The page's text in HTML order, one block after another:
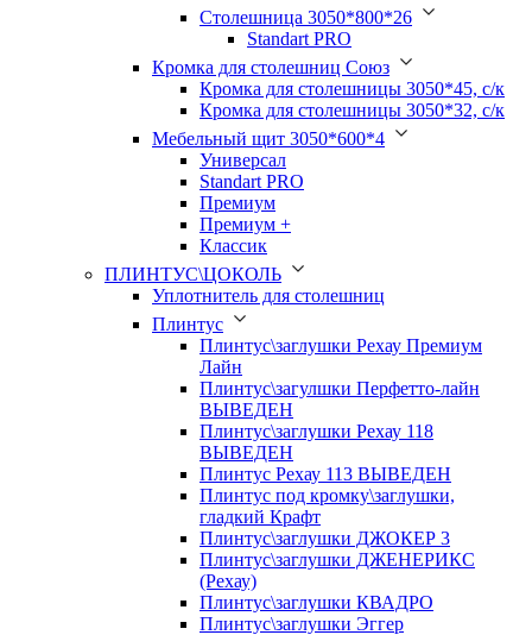
Столешница 3050*800*26
Standart PRO
Кромка для столешниц Союз
Кромка для столешницы 3050*45, с/к
Кромка для столешницы 3050*32, с/к
Мебельный щит 3050*600*4
Универсал
Standart PRO
Премиум
Премиум +
Классик
ПЛИНТУС\ЦОКОЛЬ
Уплотнитель для столешниц
Плинтус
Плинтус\заглушки Рехау Премиум
Лайн
Плинтус\загулшки Перфетто-лайн
ВЫВЕДЕН
Плинтус\заглушки Рехау 118
ВЫВЕДЕН
Плинтус Рехау 113 ВЫВЕДЕН
Плинтус под кромку\заглушки,
гладкий Крафт
Плинтус\заглушки ДЖОКЕР 3
Плинтус\заглушки ДЖЕНЕРИКС
(Рехау)
Плинтус\заглушки КВАДРО
Плинтус\заглушки Эггер